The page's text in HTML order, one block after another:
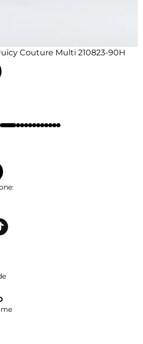
Couture Multi 210823-90H